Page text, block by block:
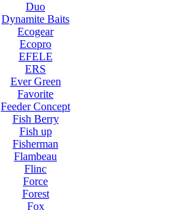
Duo
Dynamite Baits
Ecogear
Ecopro
EFELE
ERS
Ever Green
Favorite
Feeder Concept
Fish Berry
Fish up
Fisherman
Flambeau
Flinc
Force
Forest
Fox